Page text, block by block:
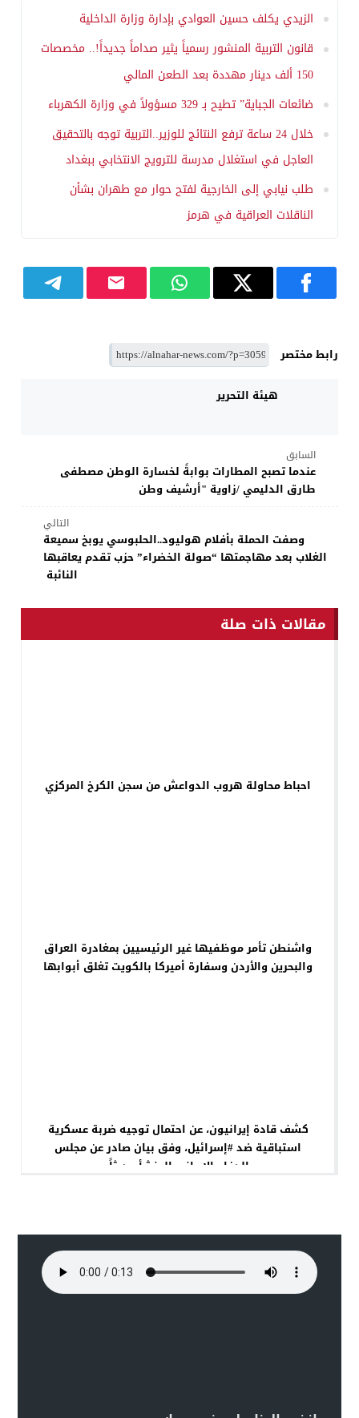
الزيدي يكلف حسين العوادي بإدارة وزارة الداخلية
قانون التربية المنشور رسمياً يثير صداماً جديداً!.. مخصصات
150 ألف دينار مهددة بعد الطعن المالي
ضائعات الجباية” تطيح بـ 329 مسؤولاً في وزارة الكهرباء
خلال 24 ساعة ترفع النتائج للوزير..التربية توجه بالتحقيق
العاجل في استغلال مدرسة للترويج الانتخابي ببغداد
طلب نيابي إلى الخارجية لفتح حوار مع طهران بشأن
الناقلات العراقية في هرمز
رابط مختصر
هيئة التحرير
السابق
عندما تصبح المطارات بوابةً لخسارة الوطن مصطفى
طارق الدليمي /زاوية "أرشيف وطن
التالي
وصفت الحملة بأفلام هوليود..الحلبوسي يوبخ سميعة
الغلاب بعد مهاجمتها “صولة الخضراء” حزب تقدم يعاقبها
النائبة
مقالات ذات صلة
احباط محاولة هروب الدواعش من سجن الكرخ المركزي
واشنطن تأمر موظفيها غير الرئيسيين بمغادرة العراق
والبحرين والأردن وسفارة أميركا بالكويت تغلق أبوابها
كشف قادة إيرانيون، عن احتمال توجيه ضربة عسكرية
استباقية ضد #إسرائيل، وفق بيان صادر عن مجلس
الدفاع الإيراني المنشأ حديثاً.